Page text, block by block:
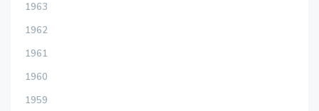
1963
1962
1961
1960
1959